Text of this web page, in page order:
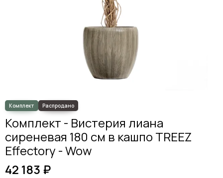
Комплект - Вистерия лиана
сиреневая 180 см в кашпо TREEZ
Effectory - Wow
42 183 ₽